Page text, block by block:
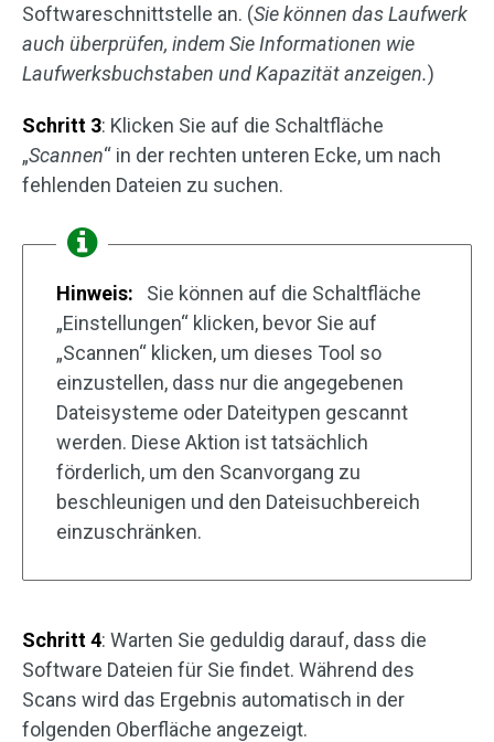
Softwareschnittstelle an. (Sie können das Laufwerk
auch überprüfen, indem Sie Informationen wie
Laufwerksbuchstaben und Kapazität anzeigen.)
Schritt 3: Klicken Sie auf die Schaltfläche
„Scannen“ in der rechten unteren Ecke, um nach
fehlenden Dateien zu suchen.
Hinweis:
Sie können auf die Schaltfläche
„Einstellungen“ klicken, bevor Sie auf
„Scannen“ klicken, um dieses Tool so
einzustellen, dass nur die angegebenen
Dateisysteme oder Dateitypen gescannt
werden. Diese Aktion ist tatsächlich
förderlich, um den Scanvorgang zu
beschleunigen und den Dateisuchbereich
einzuschränken.
Schritt 4: Warten Sie geduldig darauf, dass die
Software Dateien für Sie findet. Während des
Scans wird das Ergebnis automatisch in der
folgenden Oberfläche angezeigt.